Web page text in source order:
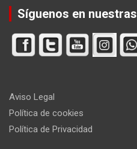
Síguenos en
Aviso Legal
Política de cookies
Política de Privacidad